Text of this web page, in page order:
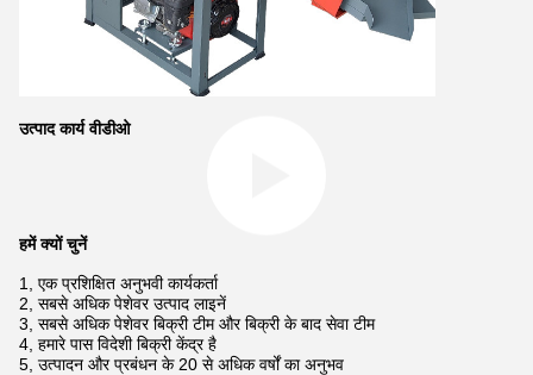
उत्पाद कार्य वीडीओ
हमें क्यों चुनें
1, एक प्रशिक्षित अनुभवी कार्यकर्ता
2, सबसे अधिक पेशेवर उत्पाद लाइनें
3, सबसे अधिक पेशेवर बिक्री टीम और बिक्री के बाद सेवा टीम
4, हमारे पास विदेशी बिक्री केंद्र है
5, उत्पादन और प्रबंधन के 20 से अधिक वर्षों का अनुभव